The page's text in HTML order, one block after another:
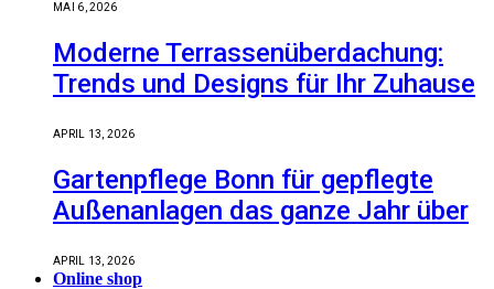
MAI 6, 2026
Moderne Terrassenüberdachung:
Trends und Designs für Ihr Zuhause
APRIL 13, 2026
Gartenpflege Bonn für gepflegte
Außenanlagen das ganze Jahr über
APRIL 13, 2026
Online shop